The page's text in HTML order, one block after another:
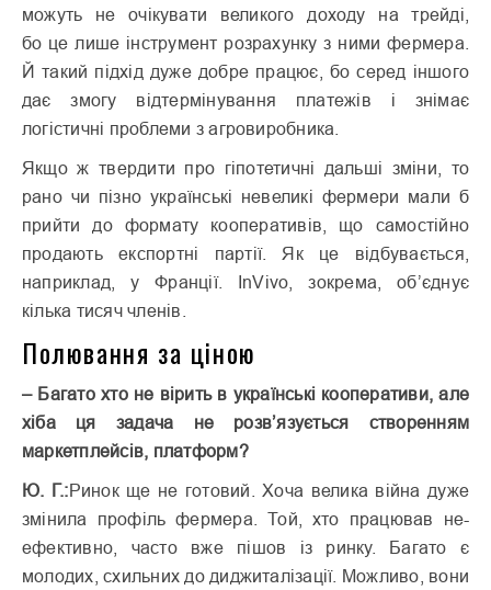
можуть не очікувати великого доходу на трейді,
бо це лише інструмент розрахунку з ними фермера.
Й такий підхід дуже добре працює, бо серед іншого
дає змогу відтермінування платежів і знімає
логістичні проб­леми з агровиробника.
Якщо ж твердити про гіпотетичні дальші зміни, то
рано чи пізно українські невеликі фермери мали б
прийти до формату кооперативів, що самостійно
продають експортні партії. Як це відбувається,
наприклад, у Франції. InVivo, зокрема, об’єднує
кілька тисяч членів.
Полювання за ціною
– Багато хто не вірить в українські кооперативи, але
хіба ця задача не розв’язується створенням
маркетплейсів, платформ?
Ю. Г.:Ринок ще не готовий. Хоча велика війна дуже
змінила профіль фермера. Той, хто працював не­
ефективно, часто вже пішов із ринку. Багато є
молодих, схильних до диджиталізації. Можливо, вони